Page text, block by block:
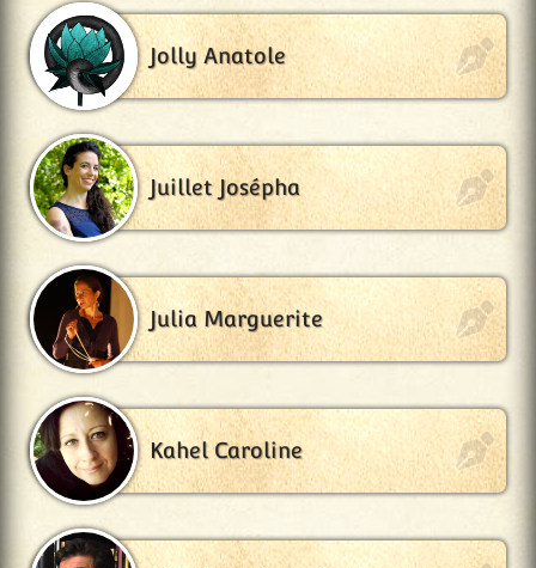
Jolly Anatole
Juillet Josépha
Julia Marguerite
Kahel Caroline